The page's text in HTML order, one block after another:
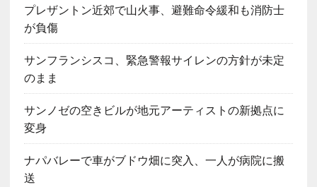
プレザントン近郊で山火事、避難命令緩和も消防士
が負傷
サンフランシスコ、緊急警報サイレンの方針が未定
のまま
サンノゼの空きビルが地元アーティストの新拠点に
変身
ナパバレーで車がブドウ畑に突入、一人が病院に搬
送